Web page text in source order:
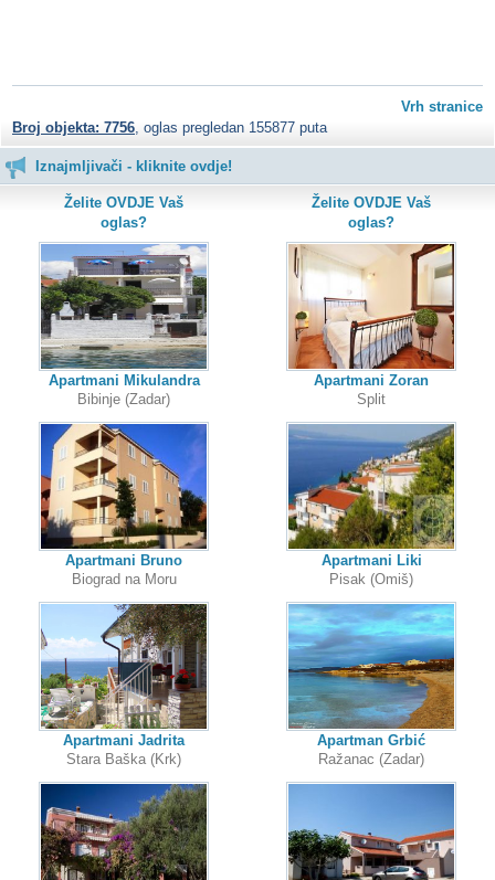
Vrh stranice
Broj objekta: 7756, oglas pregledan 155877 puta
Iznajmljivači - kliknite ovdje!
Želite OVDJE Vaš
oglas?
Apartmani Mikulandra
Bibinje (Zadar)
Apartmani Bruno
Biograd na Moru
Apartmani Jadrita
Stara Baška (Krk)
Želite OVDJE Vaš
oglas?
Apartmani Zoran
Split
Apartmani Liki
Pisak (Omiš)
Apartman Grbić
Ražanac (Zadar)